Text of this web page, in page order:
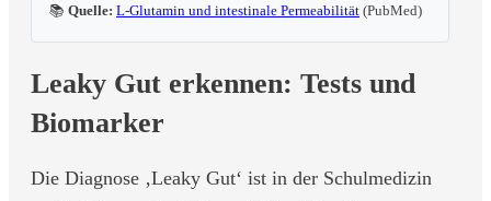
📚 Quelle: L-Glutamin und intestinale Permeabilität (PubMed)
Leaky Gut erkennen: Tests und
Biomarker
Die Diagnose ‚Leaky Gut‘ ist in der Schulmedizin